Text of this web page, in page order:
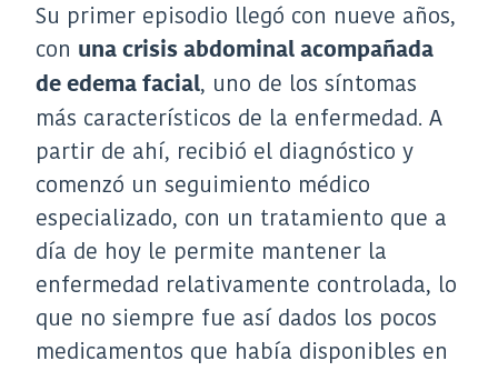
Su primer episodio llegó con nueve años,
con una crisis abdominal acompañada
de edema facial, uno de los síntomas
más característicos de la enfermedad. A
partir de ahí, recibió el diagnóstico y
comenzó un seguimiento médico
especializado, con un tratamiento que a
día de hoy le permite mantener la
enfermedad relativamente controlada, lo
que no siempre fue así dados los pocos
medicamentos que había disponibles en